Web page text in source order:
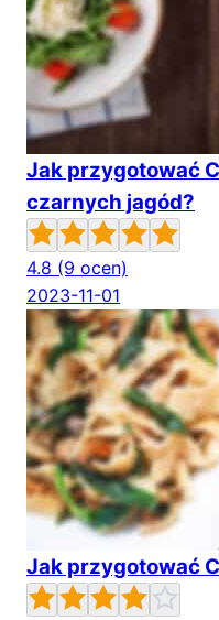
Jak przygotować
czarnych jagód?
4.8 (9 ocen)
2023-11-01
Jak przygotować